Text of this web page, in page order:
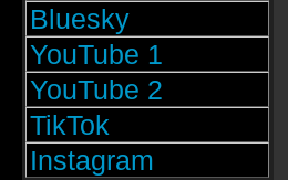
Bluesky
YouTube 1
YouTube 2
TikTok
Instagram